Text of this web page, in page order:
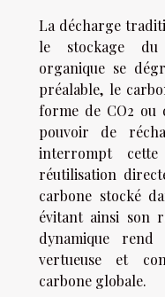
La décharge
le stockage du
organique se
préalable, le
forme de CO2 ou
pouvoir de
interrompt
réutilisation
carbone stocké
évitant ainsi son
dynamique
vertueuse et
carbone globale.